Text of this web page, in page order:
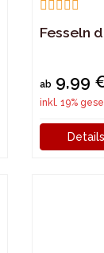
Fesseln
ab 9,99
inkl. 19%
Details